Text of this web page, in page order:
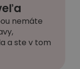
nemáte
a ste v tom